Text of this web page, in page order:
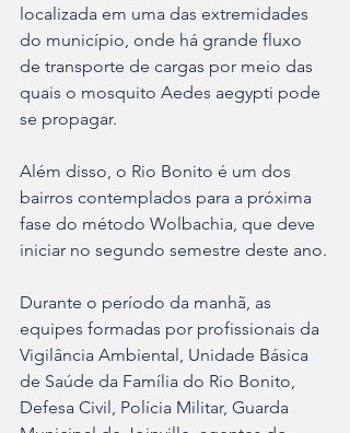
localizada em uma das extremidades
do município, onde há grande fluxo
de transporte de cargas por meio das
quais o mosquito Aedes aegypti pode
se propagar.
Além disso, o Rio Bonito é um dos
bairros contemplados para a próxima
fase do método Wolbachia, que deve
iniciar no segundo semestre deste ano.
Durante o período da manhã, as
equipes formadas por profissionais da
Vigilância Ambiental, Unidade Básica
de Saúde da Família do Rio Bonito,
Defesa Civil, Polícia Militar, Guarda